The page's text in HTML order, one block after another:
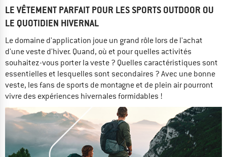
LE VÊTEMENT PARFAIT POUR LES SPORTS OUTDOOR OU
LE QUOTIDIEN HIVERNAL
Le domaine d'application joue un grand rôle lors de l'achat
d'une veste d'hiver. Quand, où et pour quelles activités
souhaitez-vous porter la veste ? Quelles caractéristiques sont
essentielles et lesquelles sont secondaires ? Avec une bonne
veste, les fans de sports de montagne et de plein air pourront
vivre des expériences hivernales formidables !